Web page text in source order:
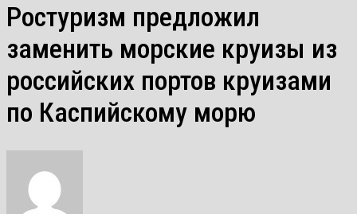
Ростуризм предложил
заменить морские круизы из
российских портов круизами
по Каспийскому морю